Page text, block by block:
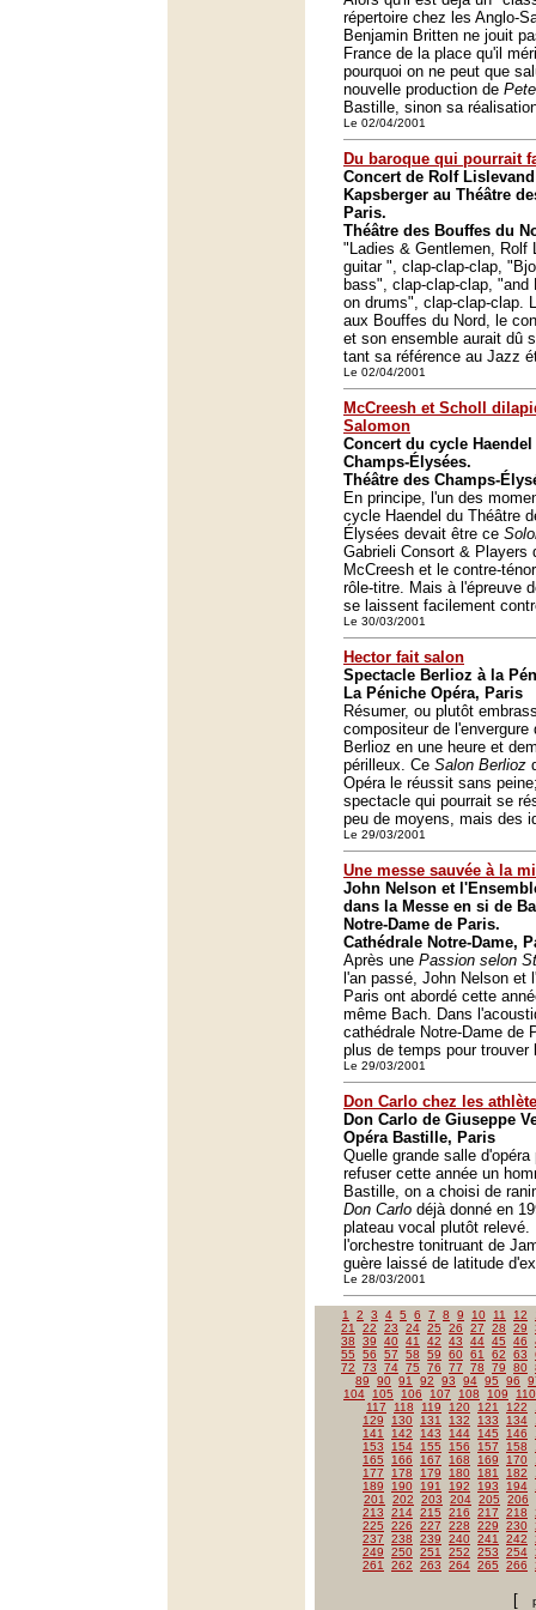
répertoire chez les Anglo-
Benjamin Britten ne jouit
France de la place qu'il
pourquoi on ne peut que
nouvelle production de
Bastille, sinon sa
Le 02/04/2001
Du baroque qui pourrait
Concert de Rolf
Kapsberger au Théâtre
Paris.
Théâtre des Bouffes du
"Ladies & Gentlemen, Rolf
guitar ", clap-clap-clap,
bass", clap-clap-clap, "and
on drums", clap-clap-clap.
aux Bouffes du Nord, le
et son ensemble aurait dû
tant sa référence au Jazz
Le 02/04/2001
McCreesh et Scholl
Salomon
Concert du cycle
Champs-Élysées.
Théâtre des Champs-
En principe, l'un des
cycle Haendel du Théâtre
Élysées devait être ce
Gabrieli Consort & Players
McCreesh et le contre-
rôle-titre. Mais à l'épreuve
se laissent facilement
Le 30/03/2001
Hector fait salon
Spectacle Berlioz à la
La Péniche Opéra, Paris
Résumer, ou plutôt
compositeur de l'envergure
Berlioz en une heure et
périlleux. Ce Salon Berlioz
Opéra le réussit sans
spectacle qui pourrait se
peu de moyens, mais des
Le 29/03/2001
Une messe sauvée à la
John Nelson et
dans la Messe en si de
Notre-Dame de Paris.
Cathédrale Notre-Dame,
Après une Passion selon
l'an passé, John Nelson et
Paris ont abordé cette
même Bach. Dans
cathédrale Notre-Dame de
plus de temps pour trouver
Le 29/03/2001
Don Carlo chez les
Don Carlo de Giuseppe
Opéra Bastille, Paris
Quelle grande salle
refuser cette année un
Bastille, on a choisi de
Don Carlo déjà donné en
plateau vocal plutôt relevé.
l'orchestre tonitruant de
guère laissé de latitude
Le 28/03/2001
1 2 3 4 5 6 7 8 9 10 11 12
21
22 23 24 25 26 27 28 29
38
39 40 41 42 43 44 45 46
55
56 57 58 59 60 61 62 63
72
73 74 75 76 77 78 79 80
89
90 91 92 93 94 95 96
104
105 106 107 108 109
110
117
118 119 120 121 122
129
130 131 132 133 134
141
142 143 144 145 146
153
154 155 156 157 158
165
166 167 168 169 170
177
178 179 180 181 182
189
190 191 192 193 194
201
202 203 204 205
206
213
214 215 216 217 218
225
226 227 228 229 230
237
238 239 240 241 242
249
250 251 252 253 254
261
262 263 264 265 266
[